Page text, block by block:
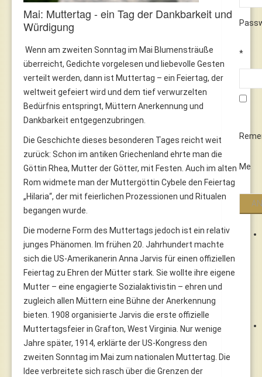
*
Me
Mai: Muttertag - ein Tag der Dankbarkeit und
Würdigung
Wenn am zweiten Sonntag im Mai Blumensträuße
überreicht, Gedichte vorgelesen und liebevolle Gesten
verteilt werden, dann ist Muttertag – ein Feiertag, der
weltweit gefeiert wird und dem tief verwurzelten
Bedürfnis entspringt, Müttern Anerkennung und
Dankbarkeit entgegenzubringen.
Die Geschichte dieses besonderen Tages reicht weit
zurück: Schon im antiken Griechenland ehrte man die
Göttin Rhea, Mutter der Götter, mit Festen. Auch im alten
Rom widmete man der Muttergöttin Cybele den Feiertag
„Hilaria“, der mit feierlichen Prozessionen und Ritualen
begangen wurde.
Die moderne Form des Muttertags jedoch ist ein relativ
junges Phänomen. Im frühen 20. Jahrhundert machte
sich die US-Amerikanerin Anna Jarvis für einen offiziellen
Feiertag zu Ehren der Mütter stark. Sie wollte ihre eigene
Mutter – eine engagierte Sozialaktivistin – ehren und
zugleich allen Müttern eine Bühne der Anerkennung
bieten. 1908 organisierte Jarvis die erste offizielle
Muttertagsfeier in Grafton, West Virginia. Nur wenige
Jahre später, 1914, erklärte der US-Kongress den
zweiten Sonntag im Mai zum nationalen Muttertag. Die
Idee verbreitete sich rasch über die Grenzen der